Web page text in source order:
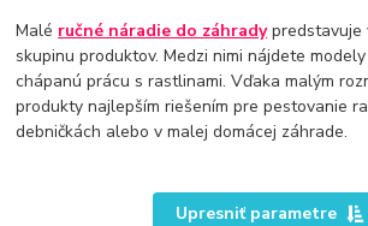
Malé ručné náradie do záhrady predstavuje
skupinu produktov. Medzi nimi nájdete
chápanú prácu s rastlinami. Vďaka malým
produkty najlepším riešením pre pestovanie
debničkách alebo v malej domácej záhrade.
Upresniť parametre